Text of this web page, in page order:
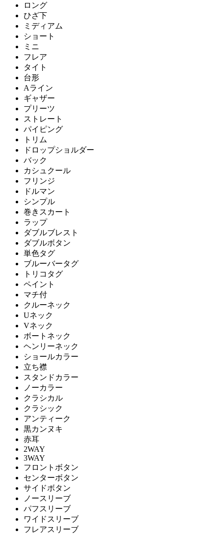
ロング
ひざ下
ミディアム
ショート
ミニ
フレア
タイト
台形
Aライン
ギャザー
プリーツ
ストレート
パイピング
トリム
ドロップショルダー
バック
カシュクール
フリンジ
ドルマン
シンプル
巻きスカート
ラップ
ダブルブレスト
ダブルボタン
単色タグ
ブルーバータグ
トリコタグ
ペイント
マチ付
クルーネック
Uネック
Vネック
ボートネック
ヘンリーネック
ショールカラー
立ち襟
スタンドカラー
ノーカラー
クラシカル
クラシック
アンティーク
黒カンヌキ
赤耳
2WAY
3WAY
フロントボタン
センターボタン
サイドボタン
ノースリーブ
パフスリーブ
ワイドスリーブ
フレアスリーブ